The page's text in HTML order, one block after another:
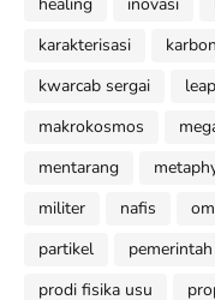
healing
inovasi
karakterisasi
karbon
kwarcab sergai
leap
makrokosmos
mentarang
militer
nafis
partikel
prodi fisika usu